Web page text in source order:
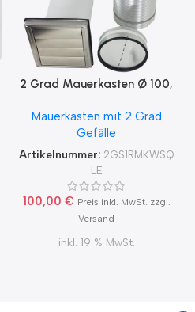
2 Grad Mauerkasten Ø 100,
Dunstabzug
Rückstauklappe 2GS1-R-
MKWSQLE, runter zur
Haube mit Aluflex
Mauerkasten mit 2 Grad
Gefälle
Artikelnummer: 2GS1RMKWSQ
LE
100,00 € Preis inkl. MwSt. zzgl.
Versand
inkl. 19 % MwSt.